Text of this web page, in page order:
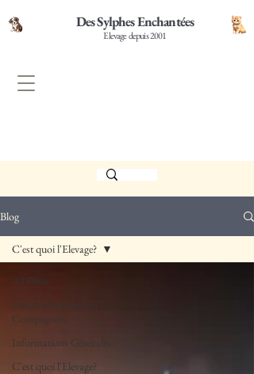
Des Sylphes Enchantées
Elevage depuis 2001
Blog
All Posts
Prendre Soin de Son
Compagnon
Informations Générales
C'est quoi l'Elevage?
C'est quoi l'Elevage?